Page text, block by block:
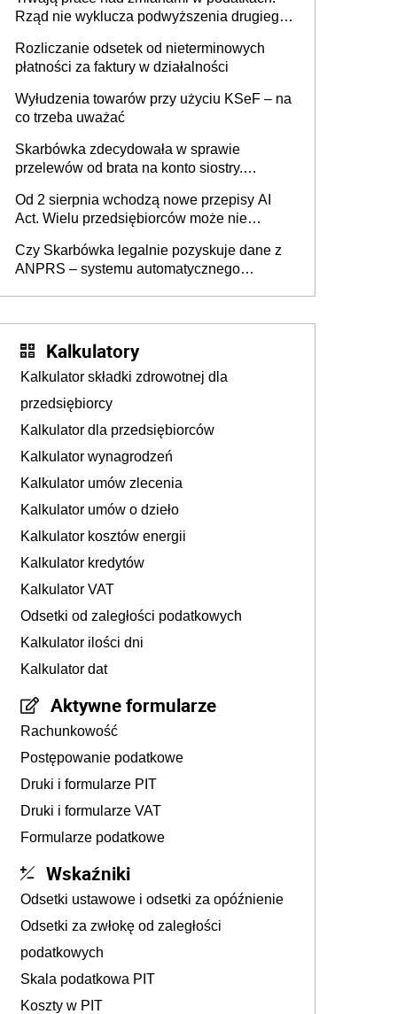
Rząd nie wyklucza podwyższenia drugiego
Rozliczanie odsetek od nieterminowych
płatności za faktury w działalności
Wyłudzenia towarów przy użyciu KSeF – na
co trzeba uważać
Skarbówka zdecydowała w sprawie
przelewów od brata na konto siostry.
darowizna, ale podatku jednak nie będzie
Od 2 sierpnia wchodzą nowe przepisy AI
Act. Wielu przedsiębiorców może nie
Czy Skarbówka legalnie pozyskuje dane z
ANPRS – systemu automatycznego
Kalkulatory
Kalkulator składki zdrowotnej dla
przedsiębiorcy
Kalkulator dla przedsiębiorców
Kalkulator wynagrodzeń
Kalkulator umów zlecenia
Kalkulator umów o dzieło
Kalkulator kosztów energii
Kalkulator kredytów
Kalkulator VAT
Odsetki od zaległości podatkowych
Kalkulator ilości dni
Kalkulator dat
Aktywne formularze
Rachunkowość
Postępowanie podatkowe
Druki i formularze PIT
Druki i formularze VAT
Formularze podatkowe
Wskaźniki
Odsetki ustawowe i odsetki za opóźnienie
Odsetki za zwłokę od zaległości
podatkowych
Skala podatkowa PIT
Koszty w PIT